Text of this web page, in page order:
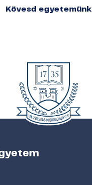
Kövesd egyetemünk